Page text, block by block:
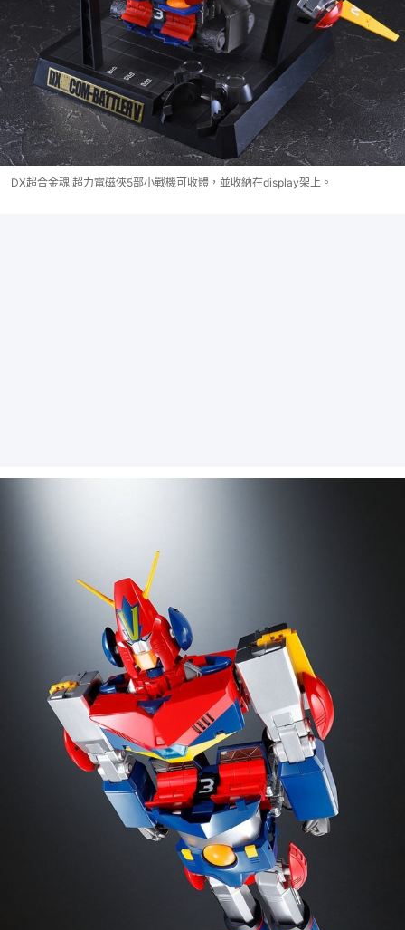
DX超合金魂 超力電磁俠5部小戰機可收體，並收納在display架上。